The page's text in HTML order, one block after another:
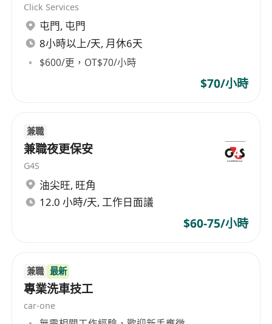
Click Services
屯門, 屯門
8小時以上/天, 月休6天
$600/更，OT$70/小時
$70/小時
兼職
兼職夜更保安
G4S
油尖旺, 旺角
12.0 小時/天, 工作日面議
$60-75/小時
兼職 最新
專業洗車技工
car-one